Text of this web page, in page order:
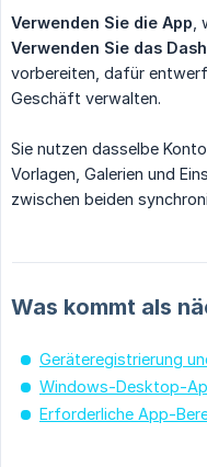
Verwenden Sie die App
Verwenden Sie das
vorbereiten, dafür
Geschäft verwalten.
Sie nutzen dasselbe
Vorlagen, Galerien und
zwischen beiden
Was kommt als
Geräteregistrierung
Windows-Desktop-
Erforderliche App-